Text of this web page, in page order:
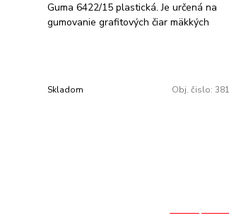
Guma 6422/15 plastická. Je určená na
gumovanie grafitových čiar mäkkých
Skladom Obj. čislo: